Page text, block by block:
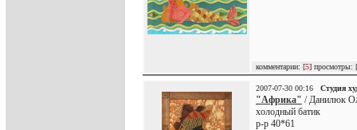
комментарии: [5] просмотры: [
2007-07-30 00:16 Студия
"Африка" / Данилюк
холодный батик
р-р 40*61